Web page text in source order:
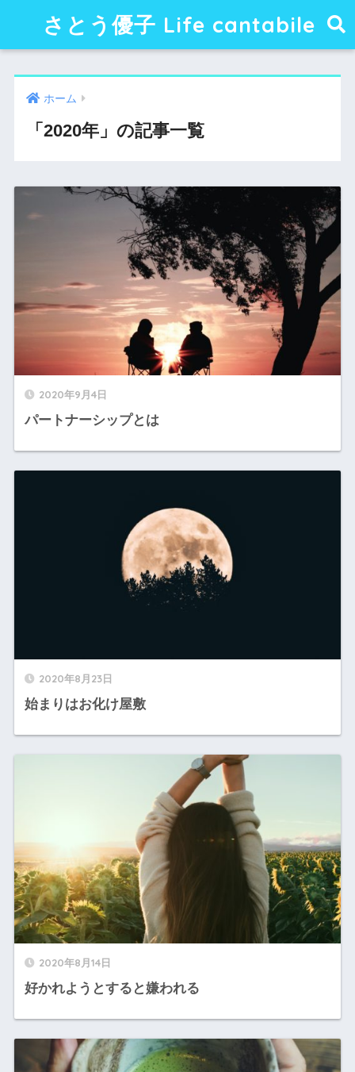
さとう優子 Life cantabile
ホーム
「2020年」の記事一覧
2020年9月4日
パートナーシップとは
2020年8月23日
始まりはお化け屋敷
2020年8月14日
好かれようとすると嫌われる